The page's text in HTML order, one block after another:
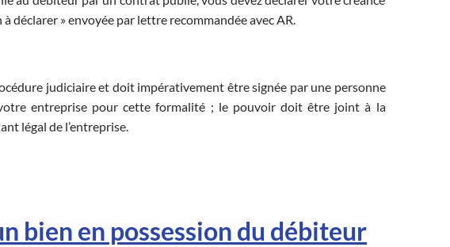
déclarer » envoyée par lettre recommandée avec AR.
judiciaire et doit impérativement être signée par une personne
entreprise pour cette formalité ; le pouvoir doit être joint à la
légal de l’entreprise.
bien en possession du débiteur